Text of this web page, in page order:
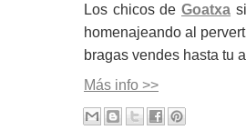
Los chicos deGoatxa
homenajeando al
bragas vendes hasta tu
Más info >>